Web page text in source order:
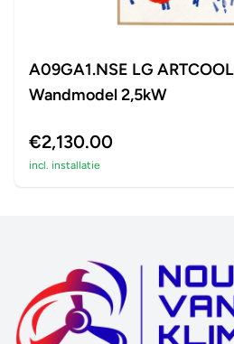
A09GA1.NSE LG
Wandmodel 2,5kW
€2,130.00
incl. installatie